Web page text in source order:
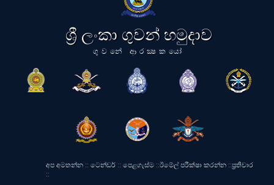
ශ්‍රී ලංකා ගුවන් හමුදාව
ගුවනේ ආරක්‍ෂකයෝ
අප අමතන්න :: ටෙන්ඩර් :: පෙළගැස්ම ::ඊමේල් පරීක්ෂා කරන්න ::ප්‍රතිචාර
::